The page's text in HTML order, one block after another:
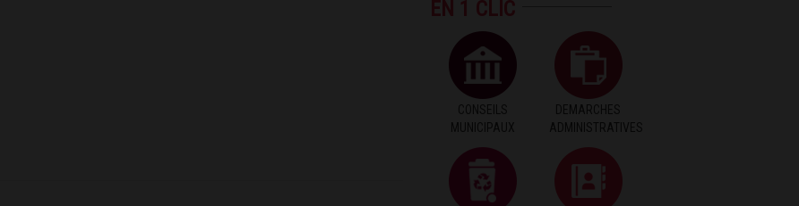
EN 1 CLIC
CONSEILS
MUNICIPAUX
DEMARCHES
ADMINISTRATIVES